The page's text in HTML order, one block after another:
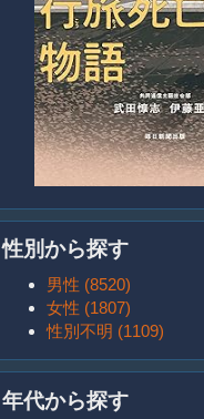
性別から探す
男性 (8520)
女性 (1807)
性別不明 (1109)
年代から探す